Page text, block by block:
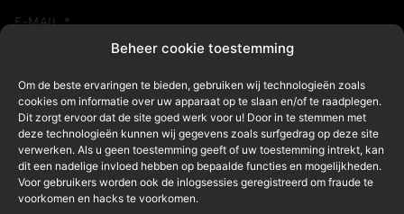
Beheer cookie toestemming
Om de beste ervaringen te bieden, gebruiken wij technologieën zoals
cookies om informatie over uw apparaat op te slaan en/of te raadplegen.
Dit zorgt ervoor dat de site goed werk voor u! Door in te stemmen met
deze technologieën kunnen wij gegevens zoals surfgedrag op deze site
verwerken. Als u geen toestemming geeft of uw toestemming intrekt, kan
dit een nadelige invloed hebben op bepaalde functies en mogelijkheden.
Voor gebruikers worden ook de inlogsessies geregistreerd om fraude te
voorkomen en hacks te voorkomen.
E-MAIL*
SITE
Mijn naam, e-mail en site in deze browser opslaan
voor de volgende keer wanneer ik een reactie plaats.